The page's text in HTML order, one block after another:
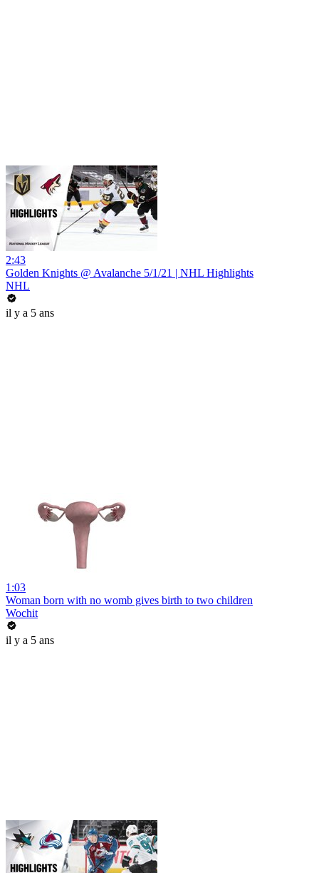
2:43
Golden Knights @ Avalanche 5/1/21 | NHL Highlights
NHL
il y a 5 ans
1:03
Woman born with no womb gives birth to two children
Wochit
il y a 5 ans